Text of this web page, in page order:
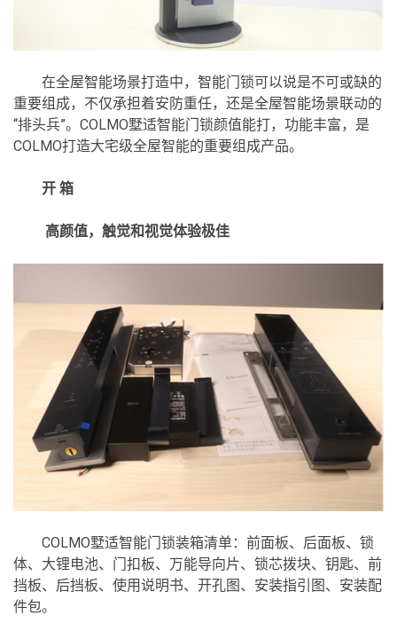
在全屋智能场景打造中，智能门锁可以说是不可或缺的
重要组成，不仅承担着安防重任，还是全屋智能场景联动的
“排头兵”。COLMO墅适智能门锁颜值能打，功能丰富，是
COLMO打造大宅级全屋智能的重要组成产品。
开 箱
高颜值，触觉和视觉体验极佳
COLMO墅适智能门锁装箱清单：前面板、后面板、锁
体、大锂电池、门扣板、万能导向片、锁芯拨块、钥匙、前
挡板、后挡板、使用说明书、开孔图、安装指引图、安装配
件包。